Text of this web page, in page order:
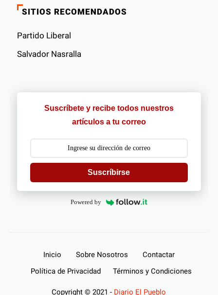
SITIOS RECOMENDADOS
Partido Liberal
Salvador Nasralla
Suscríbete y recibe todos nuestros
artículos a tu correo
Suscríbirse
Powered by
Inicio Sobre Nosotros
Contactar
Política de Privacidad
Términos y Condiciones
Copyright © 2021 - Diario El Pueblo